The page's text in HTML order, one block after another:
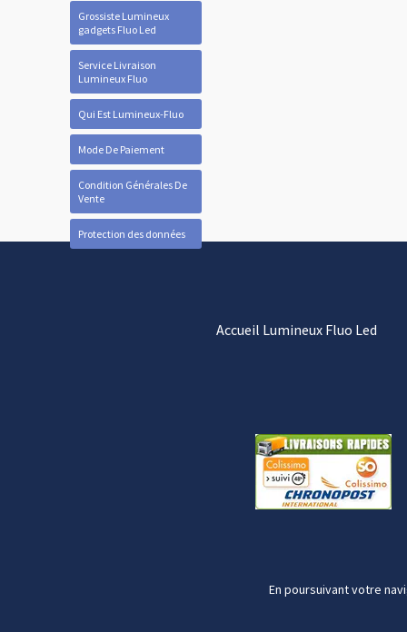
Grossiste Lumineux
gadgets Fluo Led
Service Livraison
Lumineux Fluo
Qui Est Lumineux-Fluo
Mode De Paiement
Condition Générales De
Vente
Protection des données
Accueil Lumineux Fluo Led
En poursuivant votre